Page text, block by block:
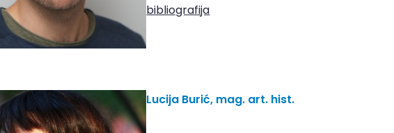
bibliografija
Lucija Burić, mag. art. hist.